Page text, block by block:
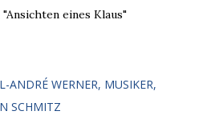
eines Klaus"
ANDRÉ WERNER MUSIKER
SCHMITZ